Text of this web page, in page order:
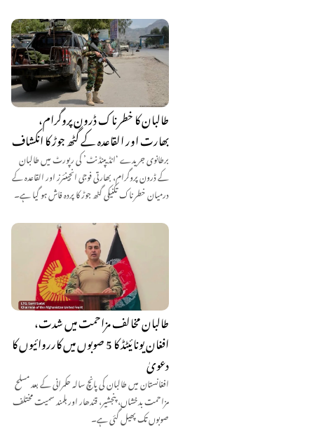
طالبان کا خطرناک ڈرون پروگرام،
بھارت اور القاعدہ کے گٹھ جوڑ کا انکشاف
برطانوی جریدے ‘انڈیپنڈنٹ’ کی رپورٹ میں طالبان
کے ڈرون پروگرام، بھارتی فوجی انجینئرز اور القاعدہ کے
درمیان خطرناک تکنیکی گٹھ جوڑ کا پردہ فاش ہو گیا ہے۔
طالبان مخالف مزاحمت میں شدت،
افغان یونائیٹڈ کا 5 صوبوں میں کارروائیوں کا
دعویٰ
افغانستان میں طالبان کی پانچ سالہ حکمرانی کے بعد مسلح
مزاحمت بدخشاں، پنجشیر، قندھار اور ہلمند سمیت مختلف
صوبوں تک پھیل گئی ہے۔